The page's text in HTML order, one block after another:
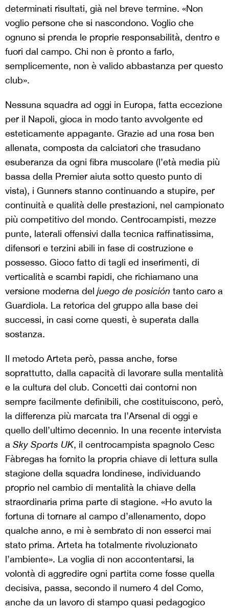
determinati risultati, già nel breve termine. «Non
voglio persone che si nascondono. Voglio che
ognuno si prenda le proprie responsabilità, dentro e
fuori dal campo. Chi non è pronto a farlo,
semplicemente, non è valido abbastanza per questo
club».
Nessuna squadra ad oggi in Europa, fatta eccezione
per il Napoli, gioca in modo tanto avvolgente ed
esteticamente appagante. Grazie ad una rosa ben
allenata, composta da calciatori che trasudano
esuberanza da ogni fibra muscolare (l’età media più
bassa della Premier aiuta sotto questo punto di
vista), i Gunners stanno continuando a stupire, per
continuità e qualità delle prestazioni, nel campionato
più competitivo del mondo. Centrocampisti, mezze
punte, laterali offensivi dalla tecnica raffinatissima,
difensori e terzini abili in fase di costruzione e
possesso. Gioco fatto di tagli ed inserimenti, di
verticalità e scambi rapidi, che richiamano una
versione moderna del juego de posición tanto caro a
Guardiola. La retorica del gruppo alla base dei
successi, in casi come questi, è superata dalla
sostanza.
Il metodo Arteta però, passa anche, forse
soprattutto, dalla capacità di lavorare sulla mentalità
e la cultura del club. Concetti dai contorni non
sempre facilmente definibili, che costituiscono, però,
la differenza più marcata tra l’Arsenal di oggi e
quello dell’ultimo decennio. In una recente intervista
a Sky Sports UK, il centrocampista spagnolo Cesc
Fàbregas ha fornito la propria chiave di lettura sulla
stagione della squadra londinese, individuando
proprio nel cambio di mentalità la chiave della
straordinaria prima parte di stagione. «Ho avuto la
fortuna di tornare al campo d’allenamento, dopo
qualche anno, e mi è sembrato di non esserci mai
stato prima. Arteta ha totalmente rivoluzionato
l’ambiente». La voglia di non accontentarsi, la
volontà di aggredire ogni partita come fosse quella
decisiva, passa, secondo il numero 4 del Como,
anche da un lavoro di stampo quasi pedagogico